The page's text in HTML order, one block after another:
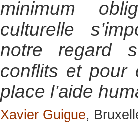
minimum
culturelle
notre regard
conflits et pour
place l’aide
Xavier Guigue,